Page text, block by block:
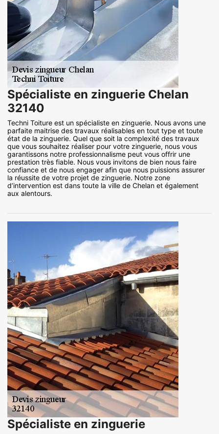
Spécialiste en zinguerie Chelan
32140
Techni Toiture est un spécialiste en zinguerie. Nous avons une
parfaite maitrise des travaux réalisables en tout type et toute
état de la zinguerie. Quel que soit la complexité des travaux
que vous souhaitez réaliser pour votre zinguerie, nous vous
garantissons notre professionnalisme peut vous offrir une
prestation très fiable. Nous vous invitons de bien nous faire
confiance et de nous engager afin que nous puissions assurer
la réussite de votre projet de zinguerie. Notre zone
d’intervention est dans toute la ville de Chelan et également
aux alentours.
Spécialiste en zinguerie